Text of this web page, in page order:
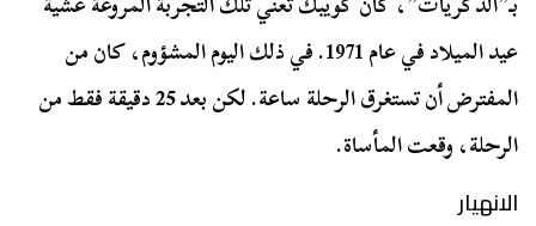
عيد الميلاد في عام 1971. في ذلك اليوم المشؤوم، كان من
المفترض أن تستغرق الرحلة ساعة. لكن بعد 25 دقيقة فقط من
الرحلة، وقعت المأساة.
الانهيار